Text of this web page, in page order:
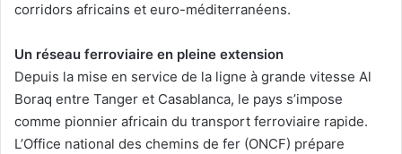
corridors africains et euro-méditerranéens.
Un réseau ferroviaire en pleine extension
Depuis la mise en service de la ligne à grande vitesse Al
Boraq entre Tanger et Casablanca, le pays s’impose
comme pionnier africain du transport ferroviaire rapide.
L’Office national des chemins de fer (ONCF) prépare